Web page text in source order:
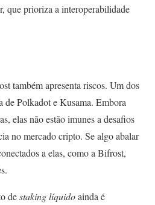
que prioriza a interoperabilidade
também apresenta riscos. Um dos
de Polkadot e Kusama. Embora
elas não estão imunes a desafios
no mercado cripto. Se algo abalar
a elas, como a Bifrost,
destaking líquidoainda é